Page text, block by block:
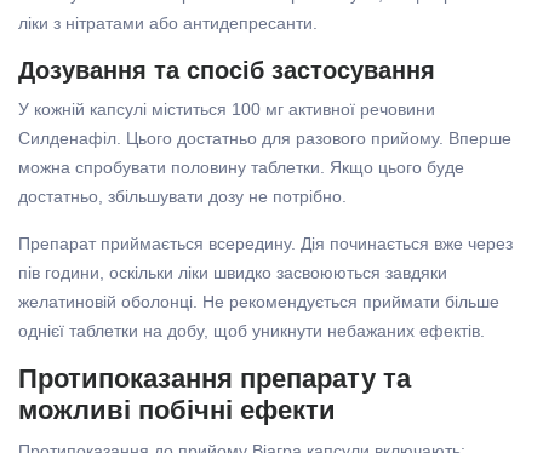
ліки з нітратами або антидепресанти.
Дозування та спосіб застосування
У кожній капсулі міститься 100 мг активної речовини
Силденафіл. Цього достатньо для разового прийому. Вперше
можна спробувати половину таблетки. Якщо цього буде
достатньо, збільшувати дозу не потрібно.
Препарат приймається всередину. Дія починається вже через
пів години, оскільки ліки швидко засвоюються завдяки
желатиновій оболонці. Не рекомендується приймати більше
однієї таблетки на добу, щоб уникнути небажаних ефектів.
Протипоказання препарату та
можливі побічні ефекти